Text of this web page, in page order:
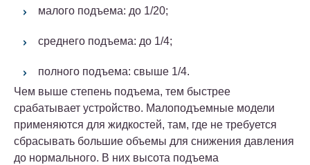
малого подъема: до 1/20;
среднего подъема: до 1/4;
полного подъема: свыше 1/4.
Чем выше степень подъема, тем быстрее
срабатывает устройство. Малоподъемные модели
применяются для жидкостей, там, где не требуется
сбрасывать большие объемы для снижения давления
до нормального. В них высота подъема